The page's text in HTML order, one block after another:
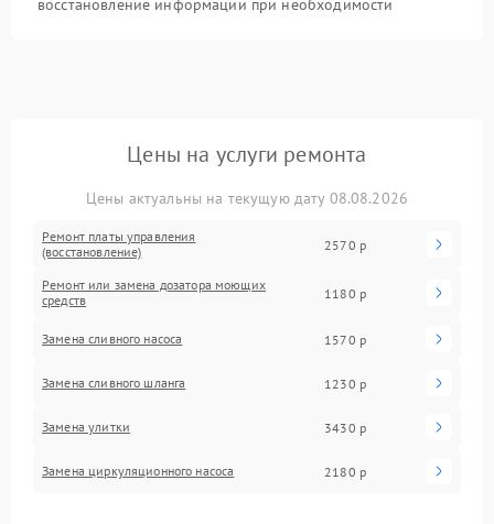
восстановление информации при необходимости
Цены на услуги ремонта
Цены актуальны на текущую дату 08.08.2026
Ремонт платы управления
(восстановление)
2570 р
Ремонт или замена дозатора моющих
средств
1180 р
Замена сливного насоса 1570 р
Замена сливного шланга 1230 р
Замена улитки 3430 р
Замена циркуляционного насоса 2180 р